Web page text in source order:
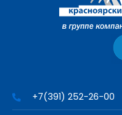
+7(391) 252-26-00